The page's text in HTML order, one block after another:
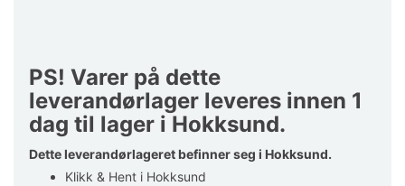
PS! Varer på dette
leverandørlager leveres innen 1
dag til lager i Hokksund.
Dette leverandørlageret befinner seg i Hokksund.
Klikk & Hent i Hokksund